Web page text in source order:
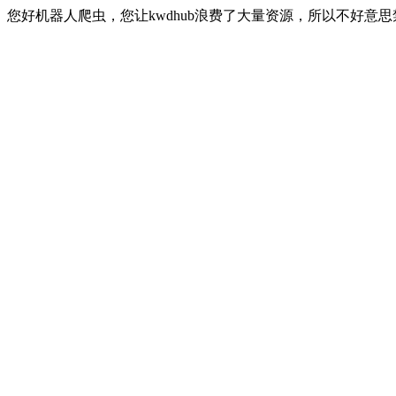
您好机器人爬虫，您让kwdhub浪费了大量资源，所以不好意思